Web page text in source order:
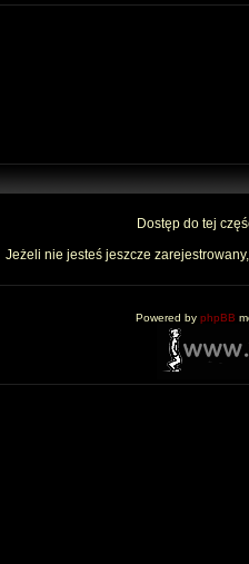
Dostęp do tej
Jeżeli nie jesteś jeszcze
Powered by phpBB